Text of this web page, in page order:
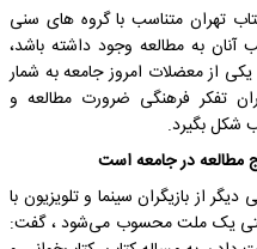
تهران متناسب با گروه های سنی
آنان به مطالعه وجود داشته باشد،
از معضلات امروز جامعه به شمار
تفکر فرهنگی ضرورت مطالعه و
شکل بگیرد.
مطالعه در جامعه است
از بازیگران سینما و تلویزیون با
یک ملت محسوب می‌شود ، گفت: